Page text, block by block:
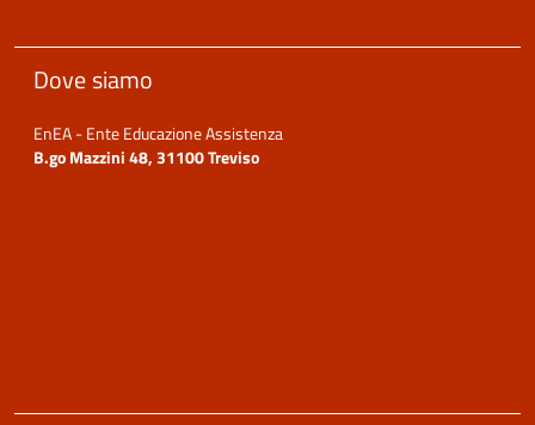
Dove siamo
EnEA - Ente Educazione Assistenza
B.go Mazzini 48, 31100 Treviso